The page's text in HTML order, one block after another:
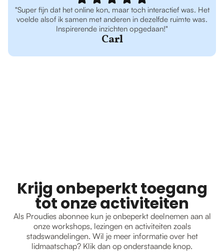
"Super fijn dat het online kon, maar toch interactief was. Het
voelde alsof ik samen met anderen in dezelfde ruimte was.
Inspirerende inzichten opgedaan!"
Carl
Krijg onbeperkt toegang
tot onze activiteiten
Als Proudies abonnee kun je onbeperkt deelnemen aan al
onze workshops, lezingen en activiteiten zoals
stadswandelingen. Wil je meer informatie over het
lidmaatschap? Klik dan op onderstaande knop.